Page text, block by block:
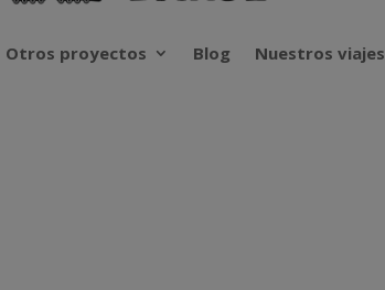
Otros proyectos Blog Nuestros viajes